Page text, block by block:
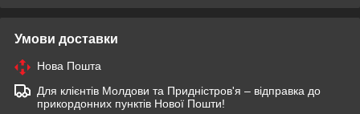
Умови доставки
Нова Пошта
Для клієнтів Молдови та Придністров'я – відправка до
прикордонних пунктів Нової Пошти!